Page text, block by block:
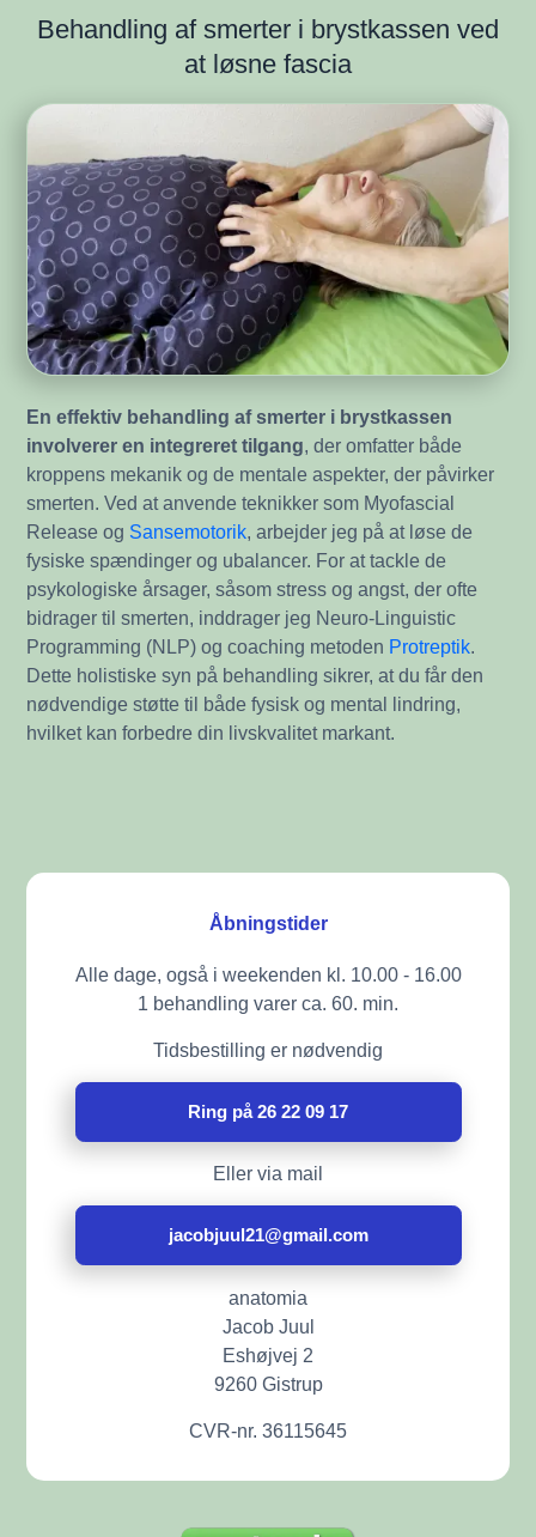
Behandling af smerter i brystkassen ved
at løsne fascia
En effektiv behandling af smerter i brystkassen
involverer en integreret tilgang, der omfatter både
kroppens mekanik og de mentale aspekter, der påvirker
smerten. Ved at anvende teknikker som Myofascial
Release og Sansemotorik, arbejder jeg på at løse de
fysiske spændinger og ubalancer. For at tackle de
psykologiske årsager, såsom stress og angst, der ofte
bidrager til smerten, inddrager jeg Neuro-Linguistic
Programming (NLP) og coaching metoden Protreptik.
Dette holistiske syn på behandling sikrer, at du får den
nødvendige støtte til både fysisk og mental lindring,
hvilket kan forbedre din livskvalitet markant.
Åbningstider
Alle dage, også i weekenden kl. 10.00 - 16.00
1 behandling varer ca. 60. min.
Tidsbestilling er nødvendig
Ring på 26 22 09 17
Eller via mail
jacobjuul21@gmail.com
anatomia
Jacob Juul
Eshøjvej 2
9260 Gistrup
CVR-nr. 36115645